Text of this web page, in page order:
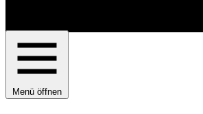
Menü öffnen